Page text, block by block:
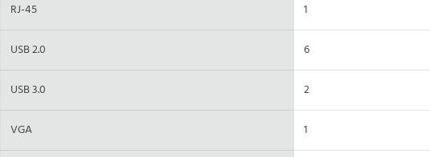
RJ-45 1
USB 2.0 6
USB 3.0 2
VGA 1